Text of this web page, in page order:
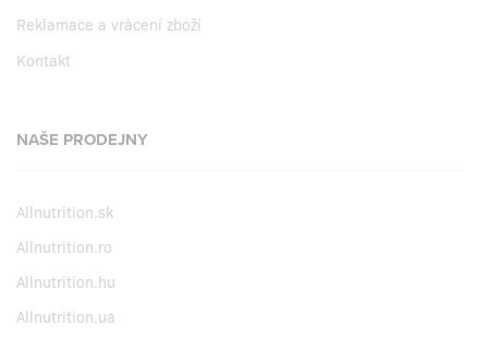
Reklamace a vrácení zboží
Kontakt
NAŠE PRODEJNY
Allnutrition.sk
Allnutrition.ro
Allnutrition.hu
Allnutrition.ua